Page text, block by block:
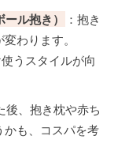
ル抱き）
：抱き
わります。
うスタイルが向
後、抱き枕や赤ち
かも、コスパを考